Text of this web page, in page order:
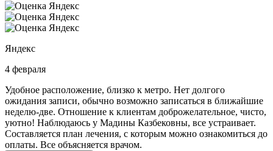
Яндекс
4 февраля
Удобное расположение, близко к метро. Нет долгого
ожидания записи, обычно возможно записаться в ближайшие
неделю-две. Отношение к клиентам доброжелательное, чисто,
уютно! Наблюдаюсь у Мадины Казбековны, все устраивает.
Составляется план лечения, с которым можно ознакомиться до
оплаты. Все объясняется врачом.